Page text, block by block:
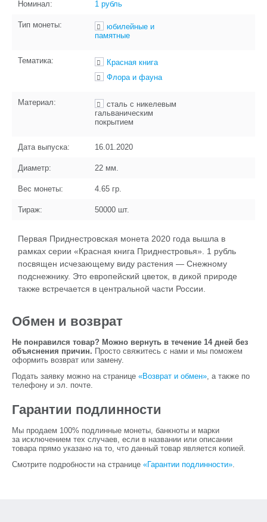
Номинал: 1 рубль
Тип монеты:
юбилейные и
памятные
Тематика:
Красная книга
Флора и фауна
Материал:
сталь с никелевым
гальваническим
покрытием
Дата выпуска: 16.01.2020
Диаметр: 22 мм.
Вес монеты: 4.65 гр.
Тираж: 50000 шт.
Первая Приднестровская монета 2020 года вышла в
рамках серии «Красная книга Приднестровья». 1 рубль
посвящен исчезающему виду растения — Снежному
подснежнику. Это европейский цветок, в дикой природе
также встречается в центральной части России.
Обмен и возврат
Не понравился товар? Можно вернуть в течение 14 дней без
объяснения причин. Просто свяжитесь с нами и мы поможем
оформить возврат или замену.
Подать заявку можно на странице «Возврат и обмен», а также по
телефону и эл. почте.
Гарантии подлинности
Мы продаем 100% подлинные монеты, банкноты и марки
за исключением тех случаев, если в названии или описании
товара прямо указано на то, что данный товар является копией.
Смотрите подробности на странице «Гарантии подлинности».